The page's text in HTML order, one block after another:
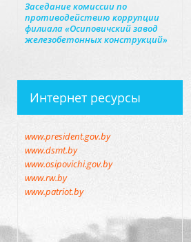
Заседание комиссии по
противодействию коррупции
филиала «Осиповичский завод
железобетонных конструкций»
Интернет ресурсы
www.president.gov.by
www.dsmt.by
www.osipovichi.gov.by
www.rw.by
www.patriot.by